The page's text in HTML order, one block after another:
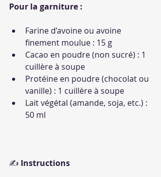
Pour la garniture :
Farine d’avoine ou avoine
finement moulue : 15 g
Cacao en poudre (non sucré) : 1
cuillère à soupe
Protéine en poudre (chocolat ou
vanille) : 1 cuillère à soupe
Lait végétal (amande, soja, etc.) :
50 ml
✍️ Instructions